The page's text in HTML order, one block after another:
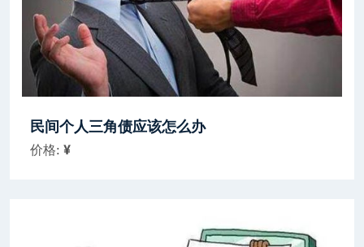
民间个人三角债应该怎么办
价格: ¥